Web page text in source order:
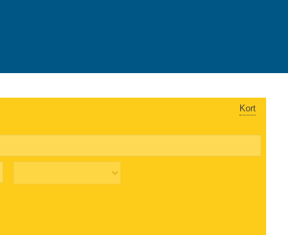
Kort